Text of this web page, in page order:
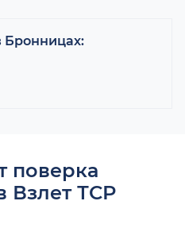
Бронницах:
поверка
Взлет ТСР